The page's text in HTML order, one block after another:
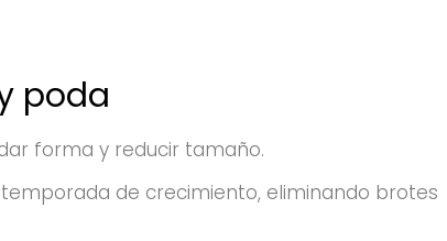
poda
forma y reducir tamaño.
de crecimiento, eliminando brotes